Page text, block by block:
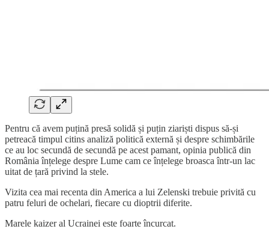
Pentru că avem puțină presă solidă și puțin ziariști dispus să-și
petreacă timpul citins analiză politică externă și despre schimbările
ce au loc secundă de secundă pe acest pamant, opinia publică din
România înțelege despre Lume cam ce înțelege broasca într-un lac
uitat de țară privind la stele.
Vizita cea mai recenta din America a lui Zelenski trebuie privită cu
patru feluri de ochelari, fiecare cu dioptrii diferite.
Marele kaizer al Ucrainei este foarte încurcat.